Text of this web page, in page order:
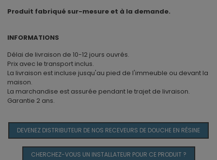
Produit fabriqué sur-mesure et à la demande.
INFORMATIONS
Délai de livraison de 10-12 jours ouvrés.
Prix avec le transport inclus.
La livraison est incluse jusqu'au pied de l'immeuble ou devant la
maison.
La marchandise est assurée pendant le trajet de livraison.
Garantie 2 ans.
DEVENEZ DISTRIBUTEUR DE NOS RECEVEURS DE DOUCHE EN RÉSINE
CHERCHEZ-VOUS UN INSTALLATEUR POUR CE PRODUIT ?